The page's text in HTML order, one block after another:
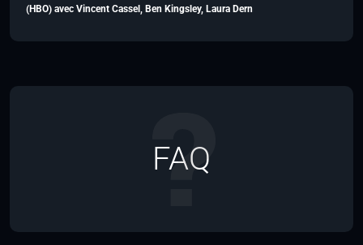
(HBO) avec Vincent Cassel, Ben Kingsley, Laura Dern
FAQ